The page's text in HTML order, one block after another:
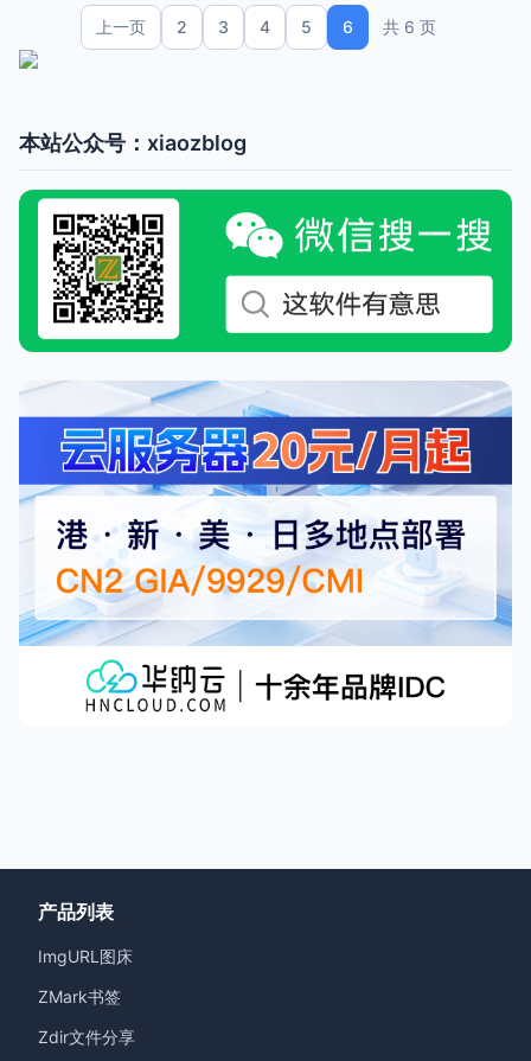
上一页 2 3 4 5 6 共 6 页
本站公众号：xiaozblog
产品列表
ImgURL图床
ZMark书签
Zdir文件分享